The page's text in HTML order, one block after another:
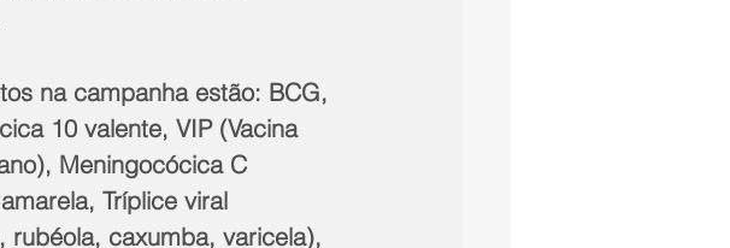
na campanha estão: BCG,
10 valente, VIP (Vacina
Meningocócica C
Tríplice viral
rubéola, caxumba, varicela),